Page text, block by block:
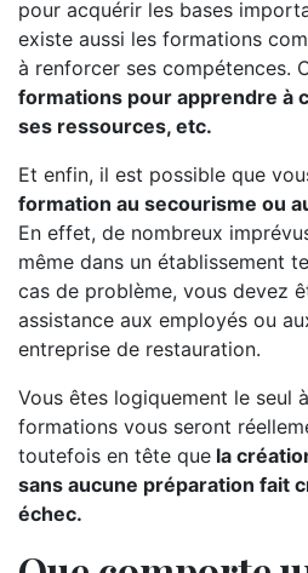
pour acquérir les bases
existe aussi les formations
à renforcer ses compétences.
formations pour apprendre à
ses ressources, etc.
Et enfin, il est possible que
formation au secourisme ou
En effet, de nombreux
même dans un établissement
cas de problème, vous devez
assistance aux employés ou
entreprise de restauration.
Vous êtes logiquement le seul
formations vous seront
toutefois en tête que la
sans aucune préparation fait
échec.